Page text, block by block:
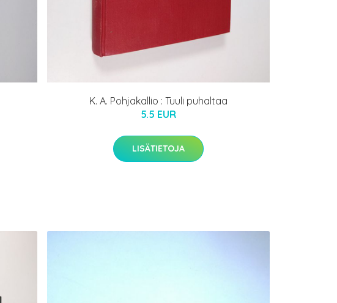
K. A. Pohjakallio : Tuuli puhaltaa
5.5 EUR
LISÄTIETOJA